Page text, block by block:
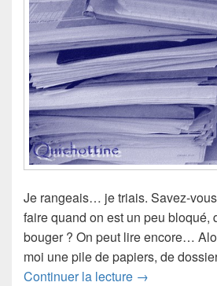
Je rangeais… je triais. Savez-
faire quand on est un peu bloqué,
bouger ? On peut lire encore…
moi une pile de papiers, de
Continuer la lecture Erik Orsenna
→